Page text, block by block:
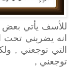
للأسف يأتي بعض
انه يضربني تحت
التي توجعني ,
توجعني ,